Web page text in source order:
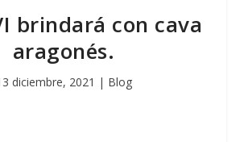
brindará con cava
aragonés.
diciembre, 2021 | Blog